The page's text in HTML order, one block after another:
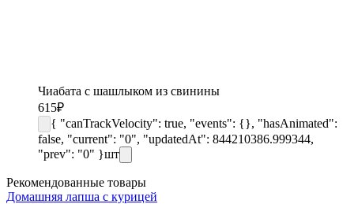
Чиабата с шашлыком из свинины
615₽
{ "canTrackVelocity": true, "events": {}, "hasAnimated":
false, "current": "0", "updatedAt": 844210386.999344,
"prev": "0" }шт
Рекомендованные товары
Домашняя лапша с курицей